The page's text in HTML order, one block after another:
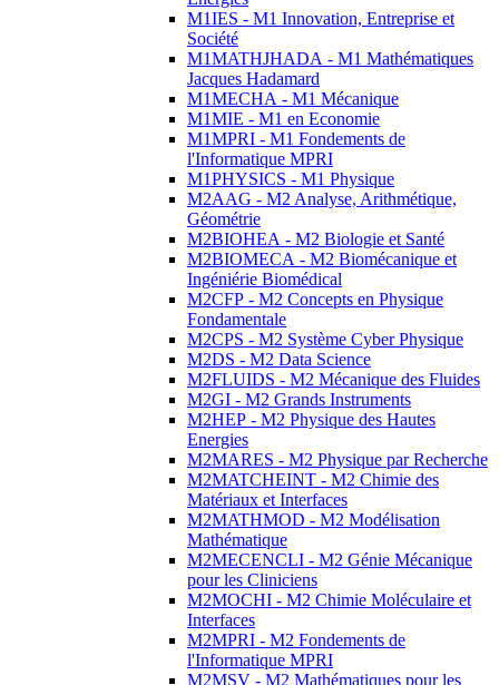
M1IES - M1 Innovation, Entreprise et
Société
M1MATHJHADA - M1 Mathématiques
Jacques Hadamard
M1MECHA - M1 Mécanique
M1MIE - M1 en Economie
M1MPRI - M1 Fondements de
l'Informatique MPRI
M1PHYSICS - M1 Physique
M2AAG - M2 Analyse, Arithmétique,
Géométrie
M2BIOHEA - M2 Biologie et Santé
M2BIOMECA - M2 Biomécanique et
Ingéniérie Biomédical
M2CFP - M2 Concepts en Physique
Fondamentale
M2CPS - M2 Système Cyber Physique
M2DS - M2 Data Science
M2FLUIDS - M2 Mécanique des Fluides
M2GI - M2 Grands Instruments
M2HEP - M2 Physique des Hautes
Energies
M2MARES - M2 Physique par Recherche
M2MATCHEINT - M2 Chimie des
Matériaux et Interfaces
M2MATHMOD - M2 Modélisation
Mathématique
M2MECENCLI - M2 Génie Mécanique
pour les Cliniciens
M2MOCHI - M2 Chimie Moléculaire et
Interfaces
M2MPRI - M2 Fondements de
l'Informatique MPRI
M2MSV - M2 Mathématiques pour les